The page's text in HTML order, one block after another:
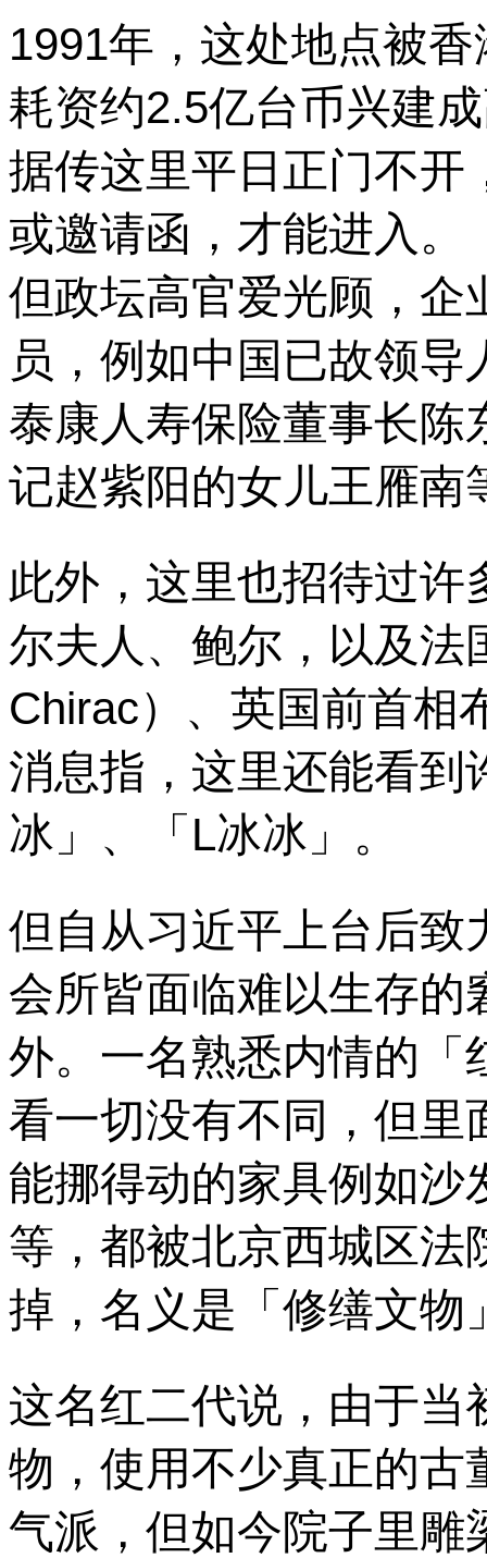
1991年，这处地点被
耗资约2.5亿台币兴建
据传这里平日正门不开
或邀请函，才能进入。
但政坛高官爱光顾，企
员，例如中国已故领
泰康人寿保险董事长陈
记赵紫阳的女儿王雁南
此外，这里也招待过
尔夫人、鲍尔，以及法
Chirac）、英国前首相
消息指，这里还能看到
冰」、「L冰冰」。
但自从习近平上台后致
会所皆面临难以生存的
外。 一名熟悉内情的「
看一切没有不同，但里
能挪得动的家具例如沙
等，都被北京西城区法
掉，名义是「修缮文物
这名红二代说，由于当
物，使用不少真正的古
气派，但如今院子里雕